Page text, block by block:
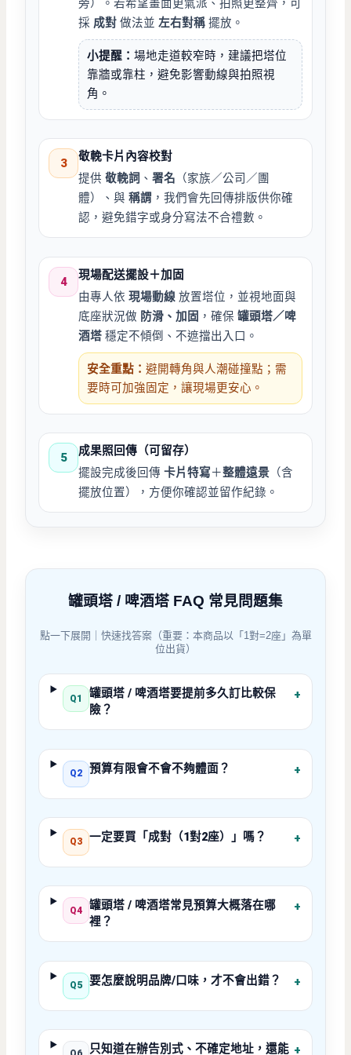
旁）。若希望畫面更氣派、拍照更整齊，可
採 成對 做法並左右對稱 擺放。
小提醒：場地走道較窄時，建議把塔位
靠牆或靠柱，避免影響動線與拍照視
角。
3
敬輓卡片內容校對
提供敬輓詞 、署名 （家族／公司／團
體）、與稱謂 ，我們會先回傳排版供你確
認，避免錯字或身分寫法不合禮數。
4
現場配送擺設＋加固
由專人依現場動線 放置塔位，並視地面與
底座狀況做 防滑、加固 ，確保罐頭塔／啤
酒塔 穩定不傾倒、不遮擋出入口。
安全重點：避開轉角與人潮碰撞點；需
要時可加強固定，讓現場更安心。
5
成果照回傳（可留存）
擺設完成後回傳卡片特寫＋整體遠景 （含
擺放位置），方便你確認並留作紀錄。
罐頭塔 / 啤酒塔 FAQ 常見問題集
點一下展開｜快速找答案（重要：本商品以「1對=2座」為單
位出貨）
Q1
罐頭塔 / 啤酒塔要提前多久訂比較保
險？
+
Q2 預算有限會不會不夠體面？ +
Q3 一定要買「成對（1對2座）」嗎？ +
Q4
罐頭塔 / 啤酒塔常見預算大概落在哪
裡？
+
Q5 要怎麼說明品牌/口味，才不會出錯？ +
只知道在辦告別式、不確定地址，還能 +